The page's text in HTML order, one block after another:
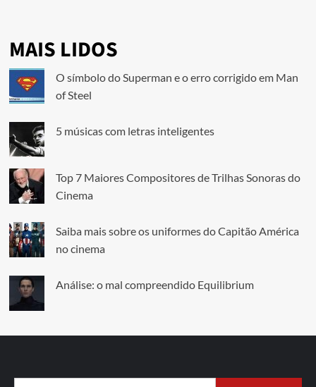
MAIS LIDOS
O símbolo do Superman e o erro corrigido em Man
of Steel
5 músicas com letras inteligentes
Top 7 Maiores Compositores de Trilhas Sonoras do
Cinema
Saiba mais sobre os uniformes do Capitão América
no cinema
Análise: o mal compreendido Equilibrium